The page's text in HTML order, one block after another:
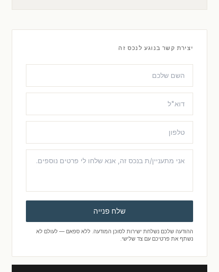
יצירת קשר בנוגע לנכס זה
שלח פנייה
ההודעה שלכם נשלחת ישירות לסוכן המודעה. ללא ספאם — לעולם לא
נשתף את פרטיכם עם צד שלישי.